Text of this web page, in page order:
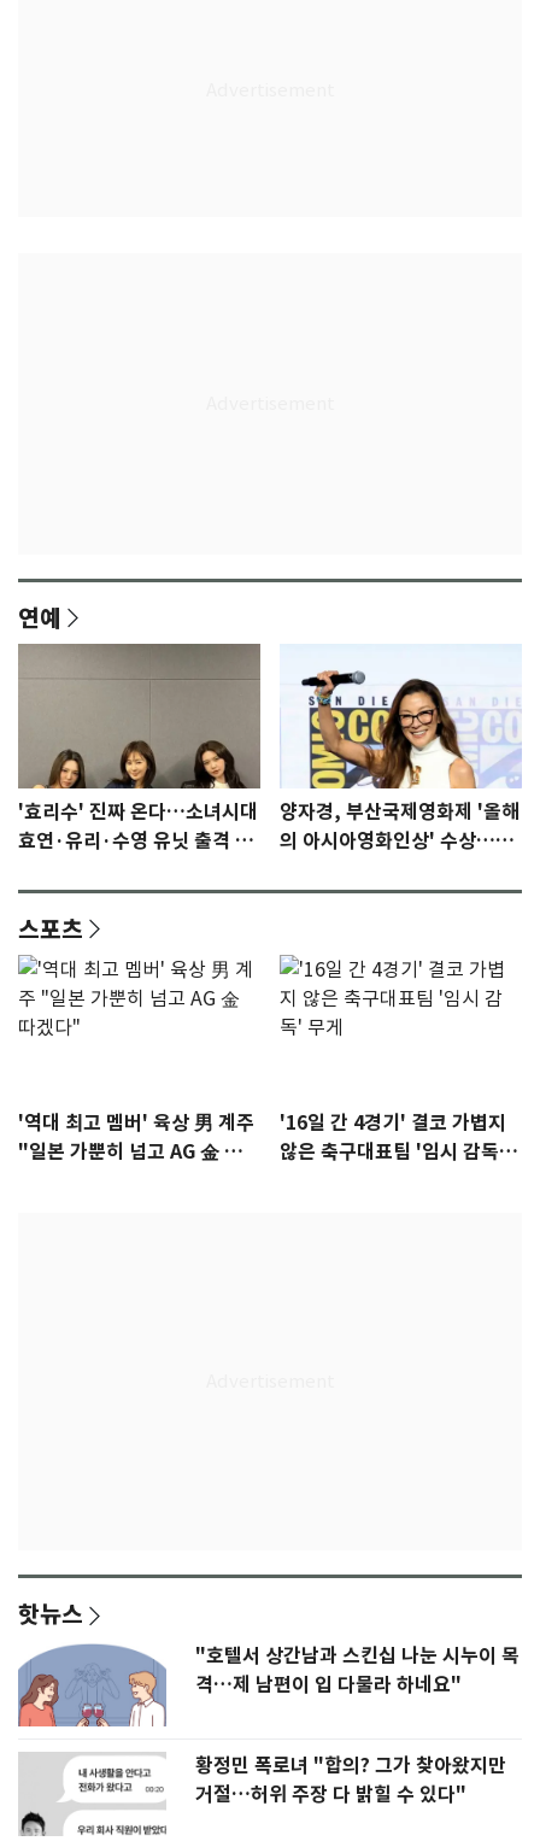
연예
'효리수' 진짜 온다…소녀시대
효연·유리·수영 유닛 출격 [N
양자경, 부산국제영화제 '올해
의 아시아영화인상' 수상…15
스포츠
'역대 최고 멤버' 육상 男 계주
"일본 가뿐히 넘고 AG 金 따겠
'16일 간 4경기' 결코 가볍지
않은 축구대표팀 '임시 감독'
핫뉴스
"호텔서 상간남과 스킨십 나눈 시누이 목
격…제 남편이 입 다물라 하네요"
황정민 폭로녀 "합의? 그가 찾아왔지만
거절…허위 주장 다 밝힐 수 있다"